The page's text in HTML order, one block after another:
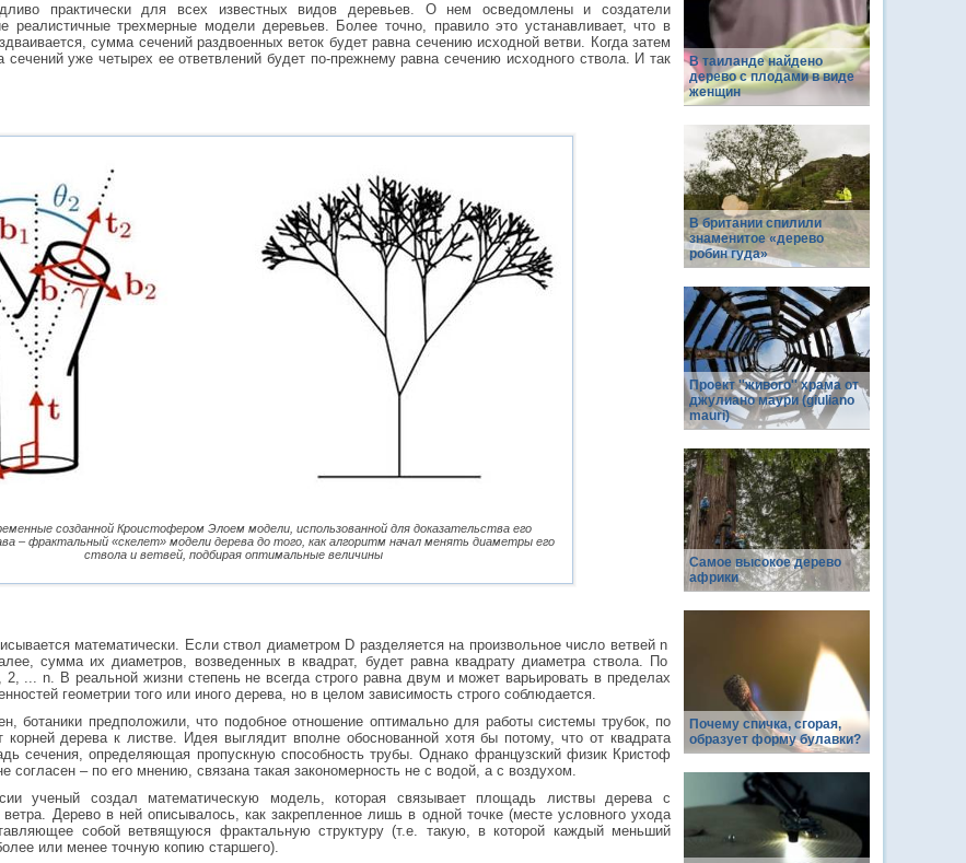
практически для всех известных видов деревьев. О нем осведомлены и создатели
реалистичные трехмерные модели деревьев. Более точно, правило это устанавливает, что в
сумма сечений раздвоенных веток будет равна сечению исходной ветви. Когда затем
сечений уже четырех ее ответвлений будет по-прежнему равна сечению исходного ствола. И так
созданной Кроистофером Элоем модели, использованной для доказательства его
– фрактальный «скелет» модели дерева до того, как алгоритм начал менять диаметры его
ствола и ветвей, подбирая оптимальные величины
математически. Если ствол диаметром D разделяется на произвольное число ветвей n
сумма их диаметров, возведенных в квадрат, будет равна квадрату диаметра ствола. По
... n. В реальной жизни степень не всегда строго равна двум и может варьировать в пределах
геометрии того или иного дерева, но в целом зависимость строго соблюдается.
ботаники предположили, что подобное отношение оптимально для работы системы трубок, по
дерева к листве. Идея выглядит вполне обоснованной хотя бы потому, что от квадрата
сечения, определяющая пропускную способность трубы. Однако французский физик Кристоф
согласен – по его мнению, связана такая закономерность не с водой, а с воздухом.
ученый создал математическую модель, которая связывает площадь листвы дерева с
Дерево в ней описывалось, как закрепленное лишь в одной точке (месте условного ухода
собой ветвящуюся фрактальную структуру (т.е. такую, в которой каждый меньший
или менее точную копию старшего).
В таиланде найдено
дерево с плодами в виде
женщин
В британии спилили
знаменитое «дерево
робин гуда»
Проект ''живого'' храма от
джулиано маури (giuliano
mauri)
Самое высокое дерево
африки
Почему спичка, сгорая,
образует форму булавки?